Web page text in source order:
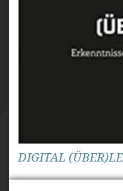
DIGITAL